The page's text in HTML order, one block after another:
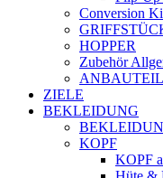
Conversion
HOPPER
Zubehör
ZIELE
BEKLEIDUNG
KOPF
KOPF